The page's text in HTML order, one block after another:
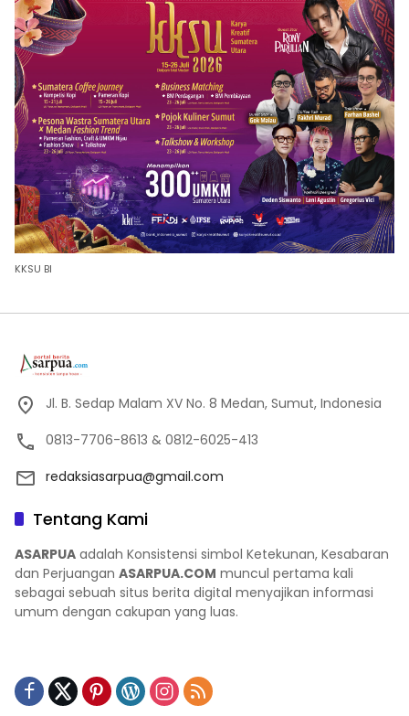
KKSU BI
Jl. B. Sedap Malam XV No. 8 Medan, Sumut, Indonesia
0813-7706-8613 & 0812-6025-413
redaksiasarpua@gmail.com
Tentang Kami
ASARPUA adalah Konsistensi simbol Ketekunan, Kesabaran
dan Perjuangan ASARPUA.COM muncul pertama kali
sebagai sebuah situs berita digital menyajikan informasi
umum dengan cakupan yang luas.